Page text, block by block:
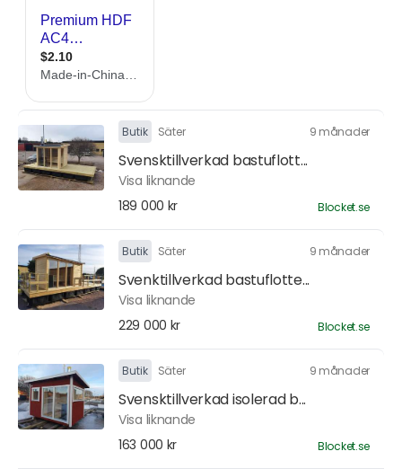
Butik Säter 9 månader
Svensktillverkad bastuflott...
Visa liknande
189 000 kr
Blocket.se
Butik Säter 9 månader
Svenktillverkad bastuflotte...
Visa liknande
229 000 kr
Blocket.se
Butik Säter 9 månader
Svensktillverkad isolerad b...
Visa liknande
163 000 kr
Blocket.se